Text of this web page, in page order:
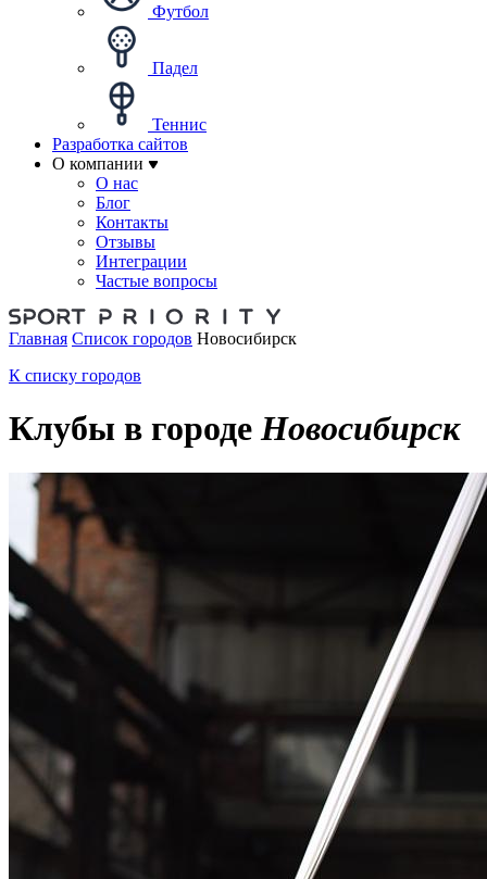
Футбол
Падел
Теннис
Разработка сайтов
О компании
О нас
Блог
Контакты
Отзывы
Интеграции
Частые вопросы
Главная Список городов Новосибирск
К списку городов
Клубы в городе Новосибирск